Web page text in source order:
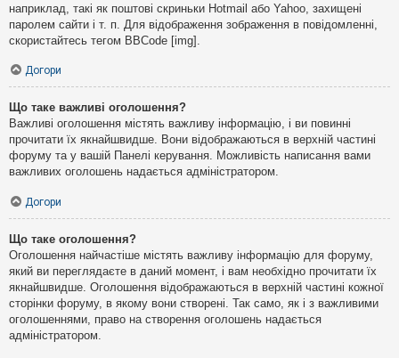
наприклад, такі як поштові скриньки Hotmail або Yahoo, захищені
паролем сайти і т. п. Для відображення зображення в повідомленні,
скористайтесь тегом BBCode [img].
Догори
Що таке важливі оголошення?
Важливі оголошення містять важливу інформацію, і ви повинні
прочитати їх якнайшвидше. Вони відображаються в верхній частині
форуму та у вашій Панелі керування. Можливість написання вами
важливих оголошень надається адміністратором.
Догори
Що таке оголошення?
Оголошення найчастіше містять важливу інформацію для форуму,
який ви переглядаєте в даний момент, і вам необхідно прочитати їх
якнайшвидше. Оголошення відображаються в верхній частині кожної
сторінки форуму, в якому вони створені. Так само, як і з важливими
оголошеннями, право на створення оголошень надається
адміністратором.